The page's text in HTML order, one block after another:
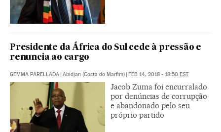
Presidente da África do Sul cede à pressão e
renuncia ao cargo
GEMMA PARELLADA | Abidjan (Costa do Marfim) | FEB 14, 2018 - 18:50 EST
Jacob Zuma foi encurralado
por denúncias de corrupção
e abandonado pelo seu
próprio partido